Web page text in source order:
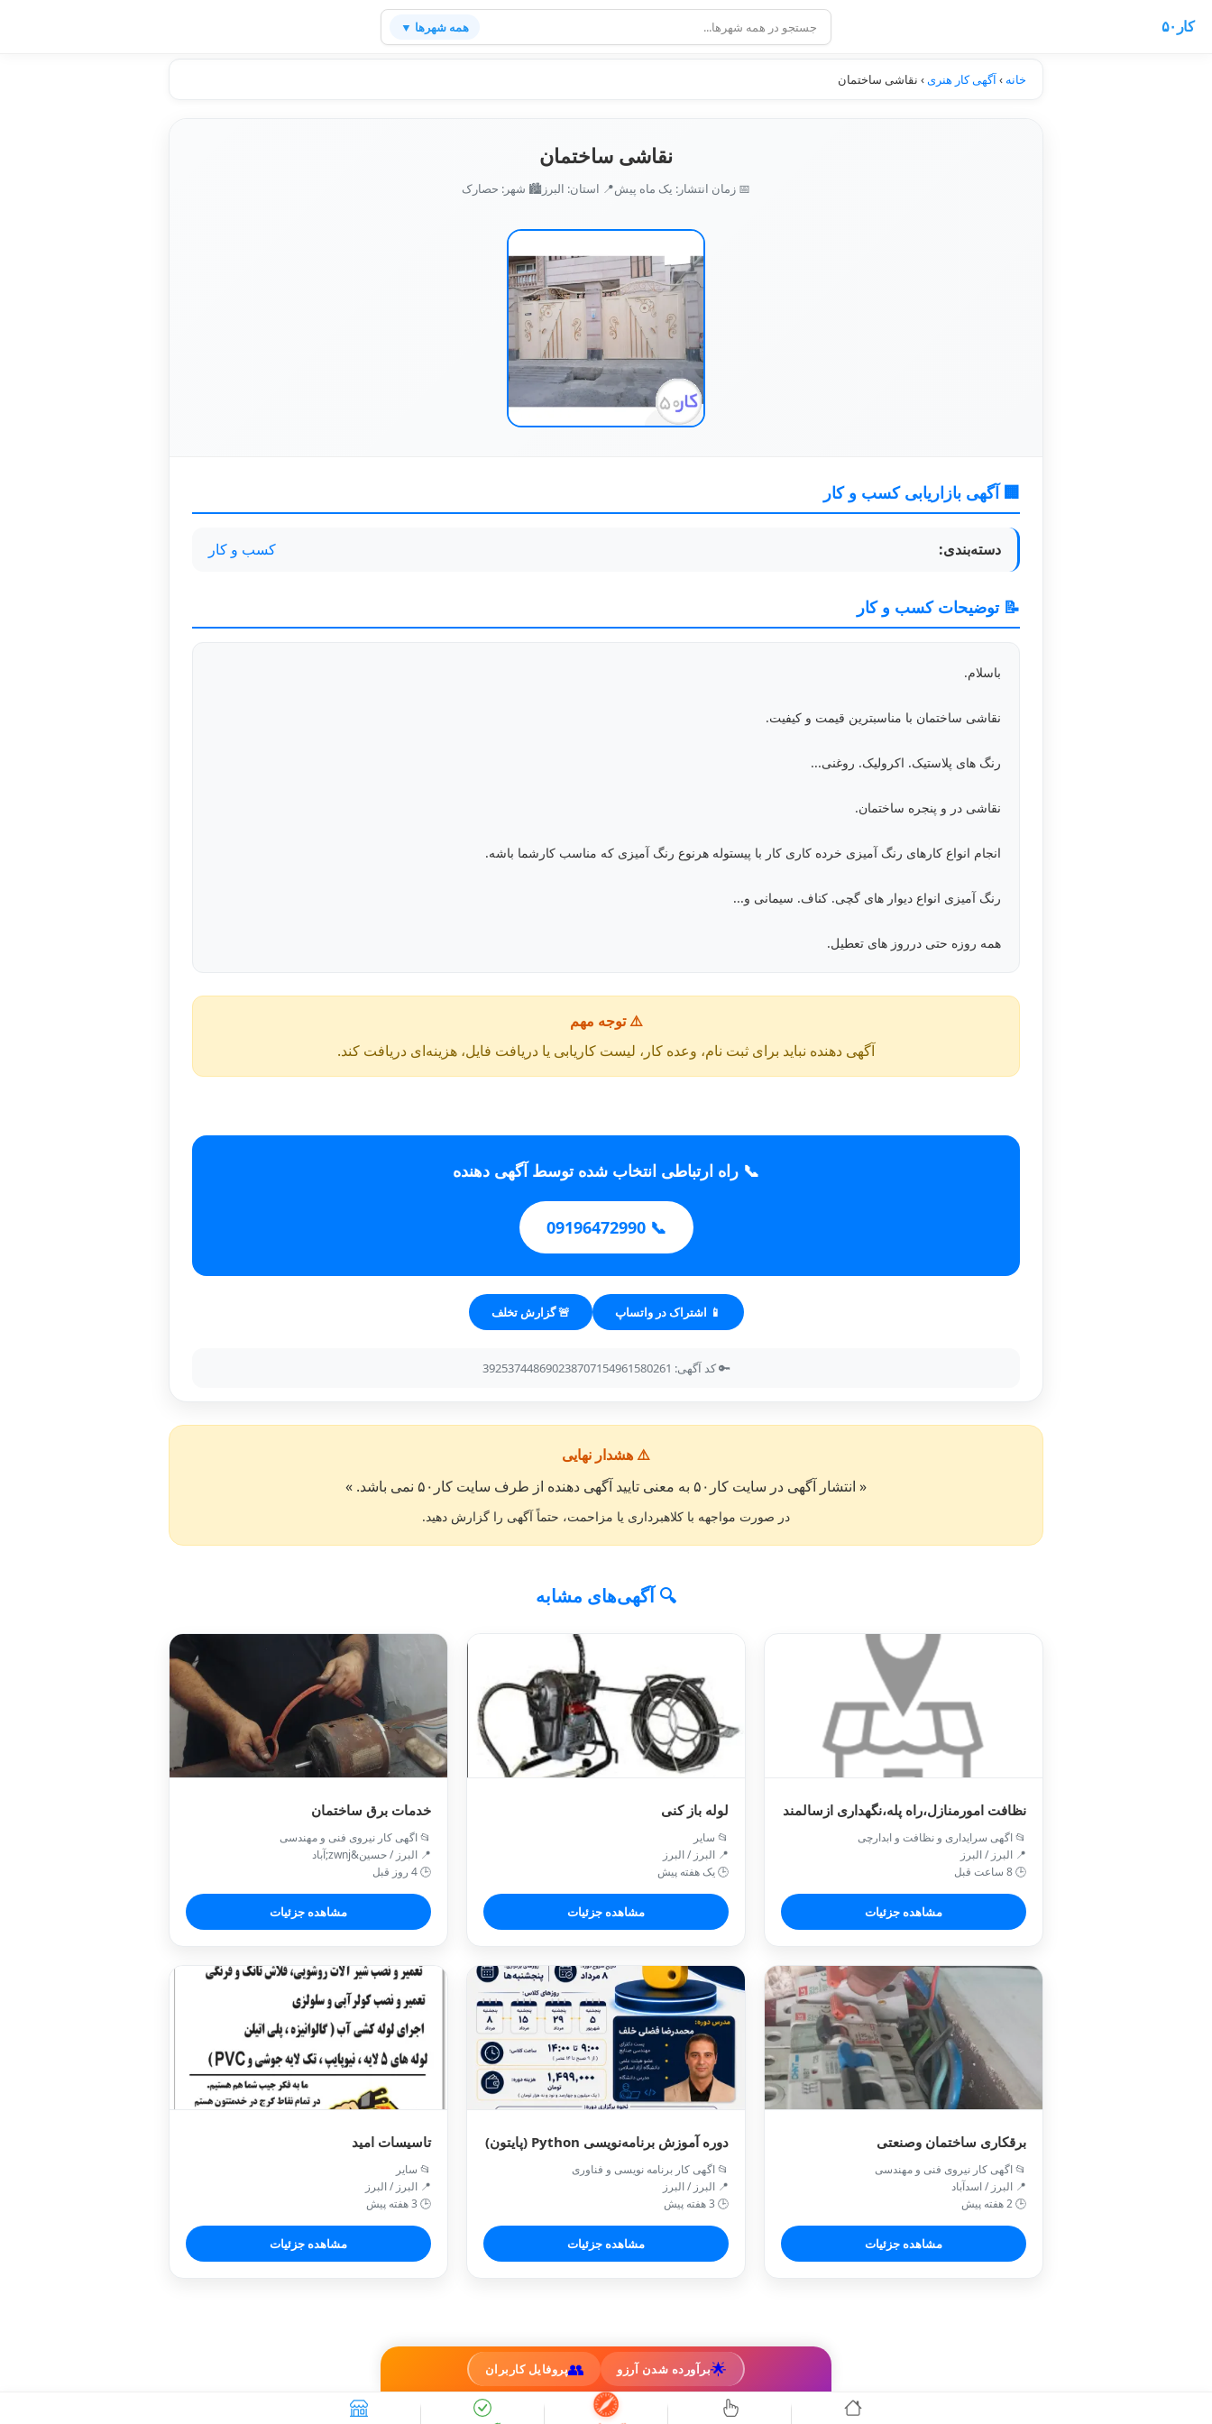
کار۵۰ همه شهرها ▼
🌟برآورده شدن آرزو 👥پروفایل کاربران
خانه ›آگهی کار هنری› نقاشی ساختمان
نقاشی ساختمان
📅 زمان انتشار: یک ماه پیش📍 استان: البرز 🏙️ شهر: حصارک
🏢 آگهی بازاریابی کسب و کار
دسته‌بندی: کسب و کار
📝 توضیحات کسب و کار
باسلام.
نقاشی ساختمان با مناسبترین قیمت و کیفیت.
رنگ های پلاستیک. اکرولیک. روغنی...
نقاشی در و پنجره ساختمان.
انجام انواع کارهای رنگ آمیزی خرده کاری کار با پیستوله هرنوع رنگ آمیزی که مناسب کارشما باشه.
رنگ آمیزی انواع دیوار های گچی. کناف. سیمانی و...
همه روزه حتی درروز های تعطیل.
⚠️ توجه مهم
آگهی دهنده نباید برای ثبت نام، وعده کار، لیست کاریابی یا دریافت فایل، هزینه‌ای دریافت کند.
📞 راه ارتباطی انتخاب شده توسط آگهی دهنده
📞 09196472990
📱 اشتراک در واتساپ 🚨 گزارش تخلف
🔑 کد آگهی: 392537448690238707154961580261
⚠️ هشدار نهایی
« انتشار آگهی در سایت کار۵۰ به معنی تایید آگهی دهنده از طرف سایت کار۵۰ نمی باشد. »
در صورت مواجهه با کلاهبرداری یا مزاحمت، حتماً آگهی را گزارش دهید.
🔍 آگهی‌های مشابه
نظافت امورمنازل،راه پله،نگهداری ازسالمند
📂 اگهی سرایداری و نظافت و ابدارچی
📍 البرز / البرز
🕒 8 ساعت قبل
مشاهده جزئیات
لوله باز کنی
📂 سایر
📍 البرز / البرز
🕒 یک هفته پیش
مشاهده جزئیات
خدمات برق ساختمان
📂 اگهی کار نیروی فنی و مهندسی
📍 البرز / حسین&zwnj;آباد
🕒 4 روز قبل
مشاهده جزئیات
برقکاری ساختمان وصنعتی
📂 اگهی کار نیروی فنی و مهندسی
📍 البرز / اسدآباد
🕒 2 هفته پیش
مشاهده جزئیات
دوره آموزش برنامه‌نویسی Python (پایتون)
📂 اگهی کار برنامه نویسی و فناوری
📍 البرز / البرز
🕒 3 هفته پیش
مشاهده جزئیات
تاسیسات امید
📂 سایر
📍 البرز / البرز
🕒 3 هفته پیش
مشاهده جزئیات